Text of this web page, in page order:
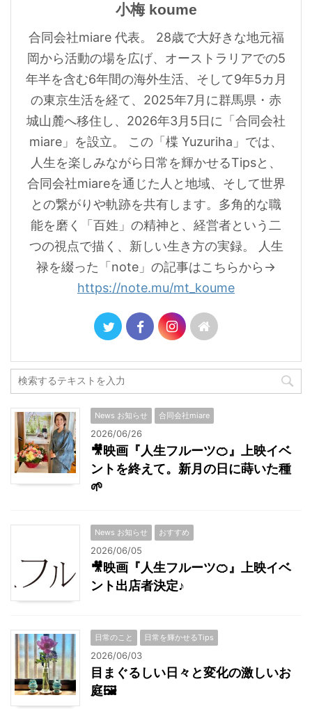
小梅 koume
合同会社miare 代表。 28歳で大好きな地元福
岡から活動の場を広げ、オーストラリアでの5
年半を含む6年間の海外生活、そして9年5カ月
の東京生活を経て、2025年7月に群馬県・赤
城山麓へ移住し、2026年3月5日に「合同会社
miare」を設立。 この「楪 Yuzuriha」では、
人生を楽しみながら日常を輝かせるTipsと、
合同会社miareを通じた人と地域、そして世界
との繋がりや軌跡を共有します。多角的な職
能を磨く「百姓」の精神と、経営者という二
つの視点で描く、新しい生き方の実録。 人生
禄を綴った「note」の記事はこちらから→
https://note.mu/mt_koume
News お知らせ 合同会社miare
2026/06/26
🎥映画『人生フルーツ🍊』上映イベ
ントを終えて。新月の日に蒔いた種
🌱
News お知らせ おすすめ
2026/06/05
🎥映画『人生フルーツ🍊』上映イベ
ント出店者決定♪
日常のこと 日常を輝かせるTips
2026/06/03
目まぐるしい日々と変化の激しいお
庭🖼